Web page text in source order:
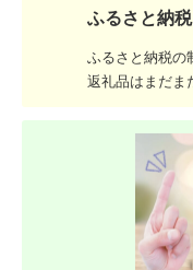
ふるさと納
ふるさと納税の
返礼品はまだま